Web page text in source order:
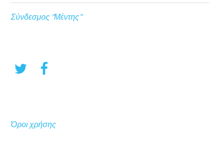
Σύνδεσμος "Μέντης"
Όροι χρήσης